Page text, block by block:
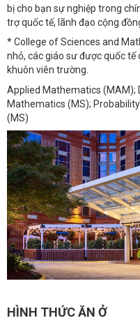
bị cho bạn sự nghiệp trong
trợ quốc tế, lãnh đạo cộng
* College of Sciences and
nhỏ, các giáo sư được quốc
khuôn viên trường.
Applied Mathematics (MAM);
Mathematics (MS);
(MS)
HÌNH THỨC ĂN Ở